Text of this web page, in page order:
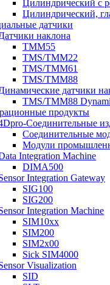
Цилиндрический с
Цилиндрический,
датчики
наклона
TMM55
TMS/TMM22
TMS/TMM61
TMS/TMM88
датчики
TMS/TMM88
продукты
Соединительные
Соединительные
Модули
Integration Machine
DIMA500
Integration Gateway
SIG100
SIG200
Integration Machine
SIM10xx
SIM200
SIM2x00
Sick SIM4000
Visualization
SID